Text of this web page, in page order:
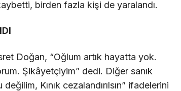
birden fazla kişi de yaralandı.
Doğan, “Oğlum artık hayatta yok.
Şikâyetçiyim” dedi. Diğer sanık
Kınık cezalandırılsın” ifadelerini